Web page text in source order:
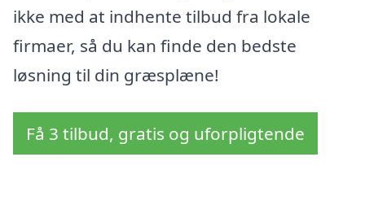
ikke med at indhente tilbud fra lokale
firmaer, så du kan finde den bedste
løsning til din græsplæne!
Få 3 tilbud, gratis og uforpligtende